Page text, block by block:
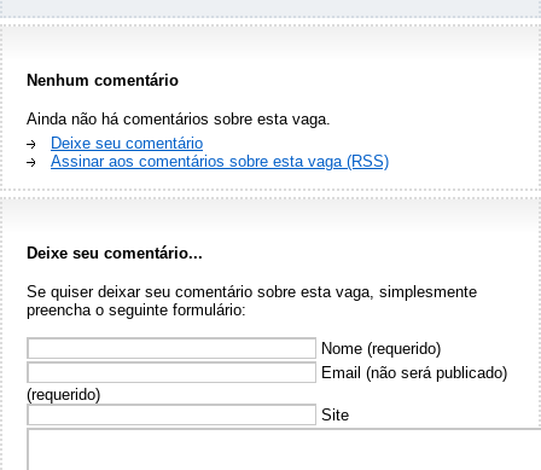
Nenhum comentário
Ainda não há comentários sobre esta vaga.
Deixe seu comentário
Assinar aos comentários sobre esta vaga (RSS)
Deixe seu comentário...
Se quiser deixar seu comentário sobre esta vaga, simplesmente
preencha o seguinte formulário:
Nome (requerido)
Email (não será publicado)
(requerido)
Site